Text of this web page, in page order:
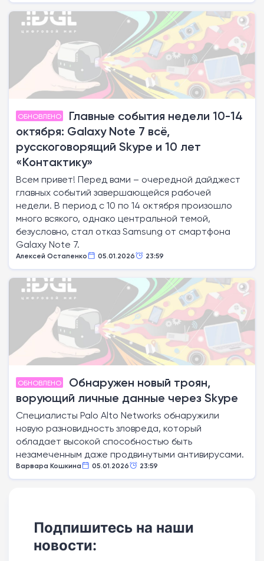
ОБНОВЛЕНО
Главные события недели 10-14
октября: Galaxy Note 7 всё,
русскоговорящий Skype и 10 лет
«Контактику»
Всем привет! Перед вами – очередной дайджест
главных событий завершающейся рабочей
недели. В период с 10 по 14 октября произошло
много всякого, однако центральной темой,
безусловно, стал отказ Samsung от смартфона
Galaxy Note 7.
Алексей Остапенко 05.01.2026 23:59
ОБНОВЛЕНО
Обнаружен новый троян,
ворующий личные данные через Skype
Специалисты Palo Alto Networks обнаружили
новую разновидность зловреда, который
обладает высокой способностью быть
незамеченным даже продвинутыми антивирусами.
Варвара Кошкина 05.01.2026 23:59
Подпишитесь на наши
новости: